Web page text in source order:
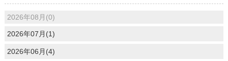
2026年08月(0)
2026年07月(1)
2026年06月(4)